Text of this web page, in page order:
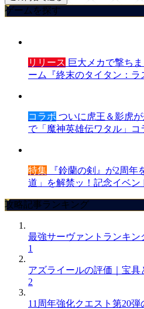
ゲームを探す
リリース 巨大メカで撃ち
ーム『終末のタイタン：ラ
コラボ ついに虎王＆影虎が
で「魔神英雄伝ワタル」コ
特集 『鈴蘭の剣』が2周年
道」を解禁ッ！記念イベン
攻略記事ランキング
最強サーヴァントランキン
1
アズライールの評価｜宝具
2
11周年強化クエスト第20